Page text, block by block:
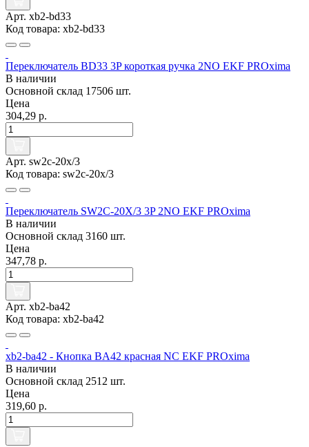
Арт. xb2-bd33
Код товара: xb2-bd33
Переключатель BD33 3P короткая ручка 2NO EKF PROxima
В наличии
Основной склад 17506 шт.
Цена
304,29 р.
Арт. sw2c-20x/3
Код товара: sw2c-20x/3
Переключатель SW2C-20X/3 3P 2NO EKF PROxima
В наличии
Основной склад 3160 шт.
Цена
347,78 р.
Арт. xb2-ba42
Код товара: xb2-ba42
xb2-ba42 - Кнопка BA42 красная NC EKF PROxima
В наличии
Основной склад 2512 шт.
Цена
319,60 р.